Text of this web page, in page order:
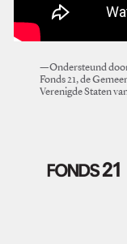
—Ondersteund
Fonds 21, de
Verenigde Staten